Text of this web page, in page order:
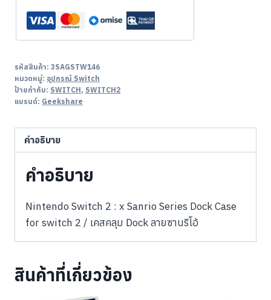
รหัสสินค้า: 3SAGSTW146
หมวดหมู่: อุปกรณ์ Switch
ป้ายกำกับ: SWITCH, SWITCH2
แบรนด์: Geekshare
คำอธิบาย
คำอธิบาย
Nintendo Switch 2 : x Sanrio Series Dock Case
for switch 2 / เคสคลุม Dock ลายซานริโอ้
สินค้าที่เกี่ยวข้อง